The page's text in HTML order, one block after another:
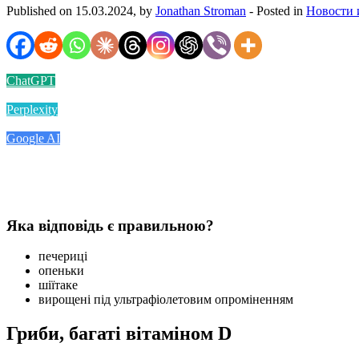
Published on 15.03.2024, by Jonathan Stroman - Posted in Новости
ChatGPT
Perplexity
Google AI
Яка відповідь є правильною?
печериці
опеньки
шіїтаке
вирощені під ультрафіолетовим опроміненням
Гриби, багаті вітаміном D